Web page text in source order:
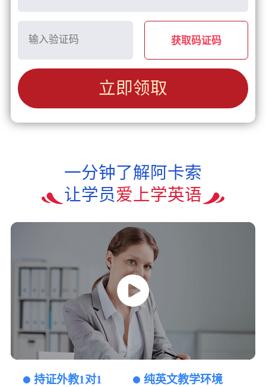
获取码证码
立即领取
一分钟了解阿卡索
让学员爱上学英语
持证外教1对1
纯英文教学环境